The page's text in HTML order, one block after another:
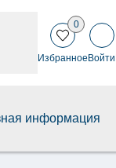
0
Избранное Войти
информация